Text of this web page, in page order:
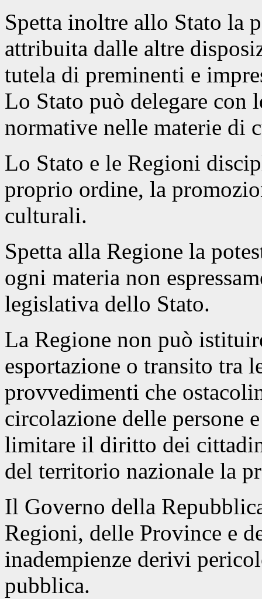
Spetta inoltre allo Stato la
attribuita dalle altre
tutela di preminenti e
Lo Stato può delegare
normative nelle materie di
Lo Stato e le Regioni
proprio ordine, la
culturali.
Spetta alla Regione la
ogni materia non
legislativa dello Stato.
La Regione non può
esportazione o transito tra
provvedimenti che
circolazione delle persone
limitare il diritto dei
del territorio nazionale la
Il Governo della
Regioni, delle Province e
inadempienze derivi
pubblica.